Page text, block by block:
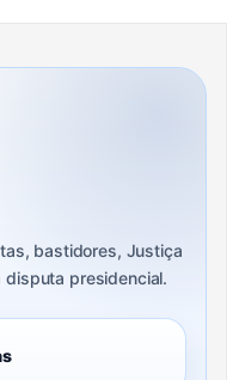
bastidores, Justiça
disputa presidencial.